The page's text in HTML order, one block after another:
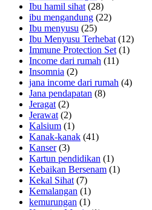
Ibu hamil sihat (28)
ibu mengandung (22)
Ibu menyusu (25)
Ibu Menyusu Terhebat (12)
Immune Protection Set (1)
Income dari rumah (11)
Insomnia (2)
jana income dari rumah (4)
Jana pendapatan (8)
Jeragat (2)
Jerawat (2)
Kalsium (1)
Kanak-kanak (41)
Kanser(3)
Kartun pendidikan (1)
Kebaikan Bersenam (1)
Kekal Sihat (7)
Kemalangan (1)
kemurungan (1)